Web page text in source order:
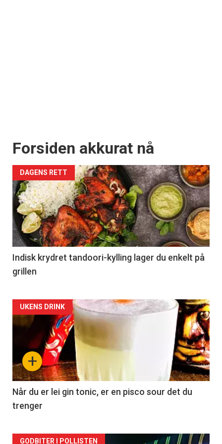
Forsiden akkurat nå
DAGENS RETT
Indisk krydret tandoori-kylling lager du enkelt på
grillen
Forsiden
akkurat
nå
-
2
+
UKENS DRINK
Når du er lei gin tonic, er en pisco sour det du
trenger
GODBITER I POLLISTEN